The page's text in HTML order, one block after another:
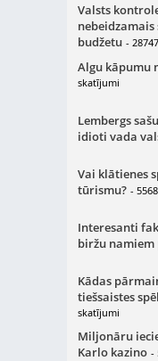
Valsts
budžetu -
Algu kāpumu
skatījumi
Lembergs
idioti vada
Vai klātienes
tūrismu? -
Interesanti
biržu namiem
Kādas
tiešsaistes
skatījumi
Miljonāru
Karlo kazino -